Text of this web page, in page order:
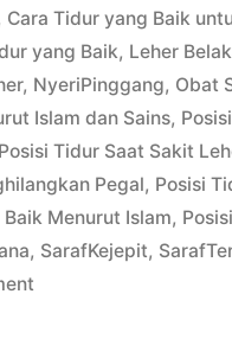
Cara Tidur yang Baik
yang Baik, Leher
, NyeriPinggang, Obat
Islam dan Sains,
Posisi Tidur Saat Sakit
Pegal, Posisi
Menurut Islam,
, SarafKejepit,